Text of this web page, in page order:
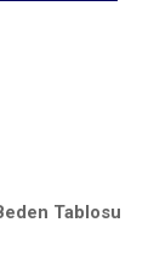
Tablosu